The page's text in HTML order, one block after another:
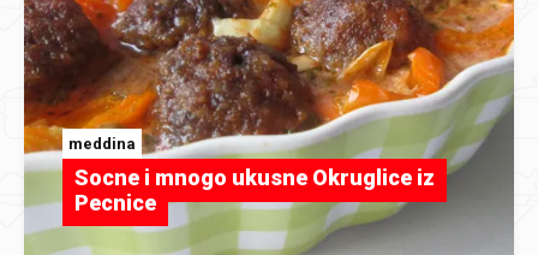
meddina
Socne i mnogo ukusne Okruglice iz
Pecnice